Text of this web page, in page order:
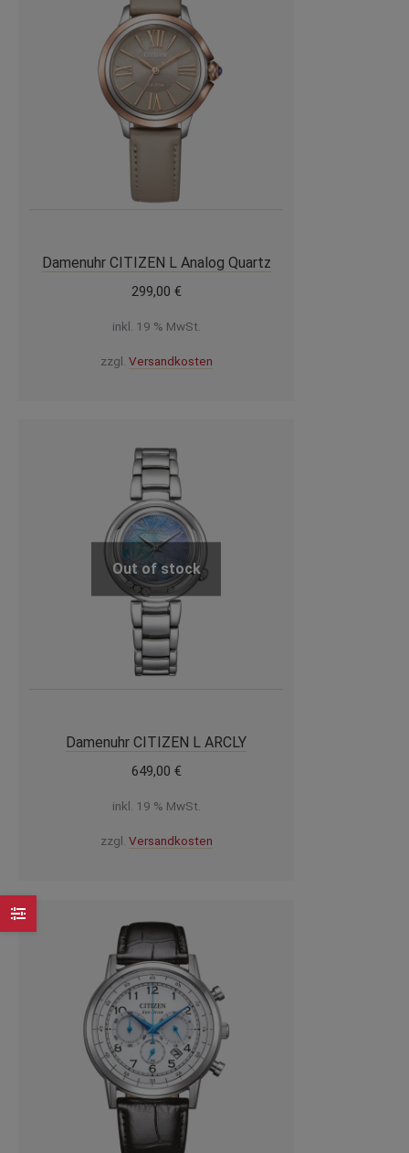
Damenuhr CITIZEN L Analog Quartz
299,00 €
inkl. 19 % MwSt.
zzgl. Versandkosten
Out of stock
Damenuhr CITIZEN L ARCLY
649,00 €
inkl. 19 % MwSt.
zzgl. Versandkosten